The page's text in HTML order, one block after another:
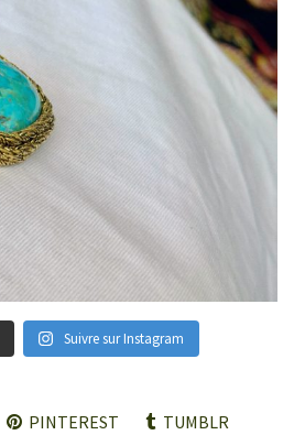
Suivre sur Instagram
PINTEREST TUMBLR